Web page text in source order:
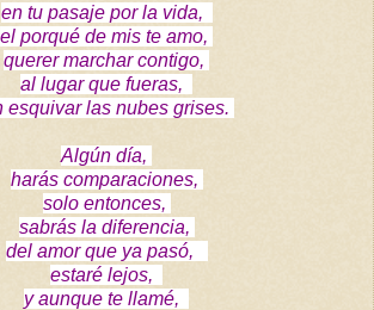
en tu pasaje por la vida,
el porqué de mis te amo,
querer marchar contigo,
al lugar que fueras,
esquivar las nubes grises.
Algún día,
harás comparaciones,
solo entonces,
sabrás la diferencia,
del amor que ya pasó,
estaré lejos,
y aunque te llamé,